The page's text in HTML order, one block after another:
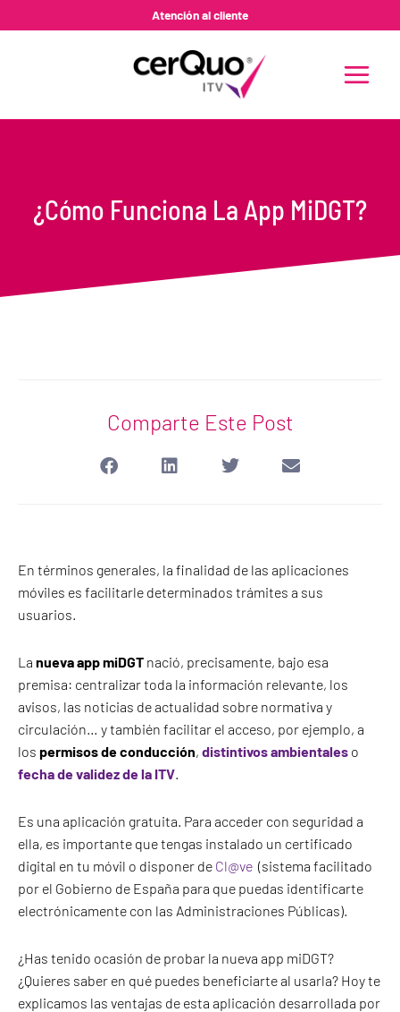
Atención al cliente
MENU
¿Cómo Funciona La App MiDGT?
Comparte Este Post
En términos generales, la finalidad de las aplicaciones
móviles es facilitarle determinados trámites a sus
usuarios.
La nueva app miDGT nació, precisamente, bajo esa
premisa: centralizar toda la información relevante, los
avisos, las noticias de actualidad sobre normativa y
circulación… y también facilitar el acceso, por ejemplo, a
los permisos de conducción, distintivos ambientales o
fecha de validez de la ITV.
Es una aplicación gratuita. Para acceder con seguridad a
ella, es importante que tengas instalado un certificado
digital en tu móvil o disponer de Cl@ve (sistema facilitado
por el Gobierno de España para que puedas identificarte
electrónicamente con las Administraciones Públicas).
¿Has tenido ocasión de probar la nueva app miDGT?
¿Quieres saber en qué puedes beneficiarte al usarla? Hoy te
explicamos las ventajas de esta aplicación desarrollada por